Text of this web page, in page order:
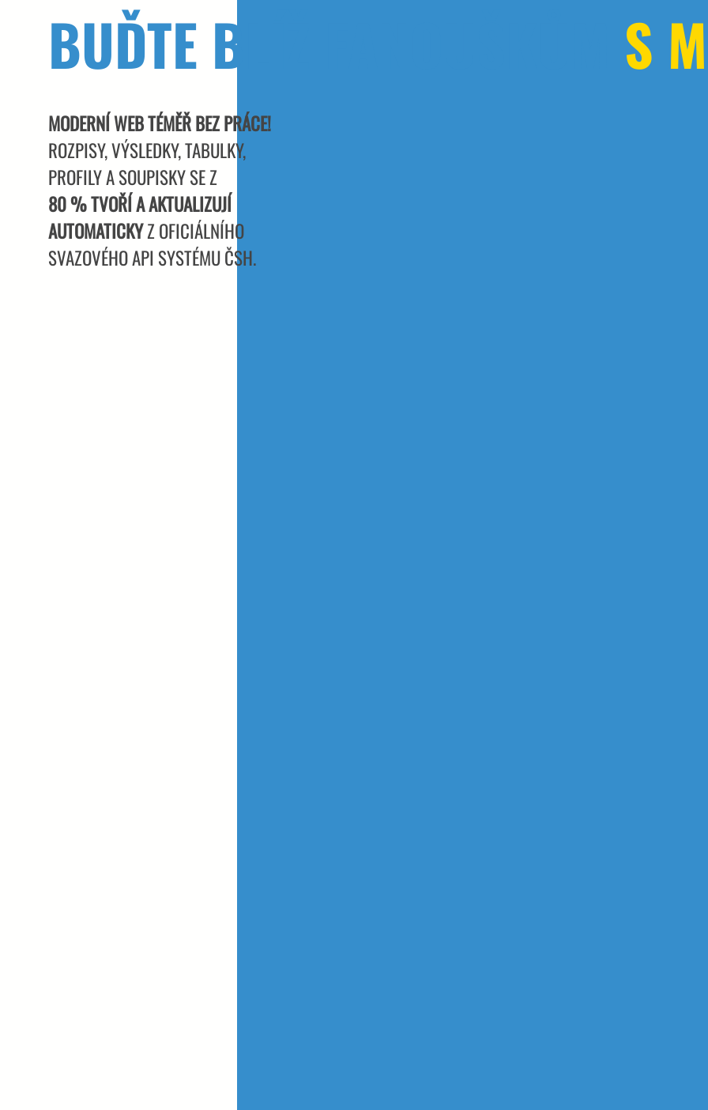
BUĎTE BLÍŽ S
MODERNÍ WEB TÉMĚŘ BEZ PRÁCE!
ROZPISY, VÝSLEDKY, TABULKY,
PROFILY A SOUPISKY SE Z
80 % TVOŘÍ A AKTUALIZUJÍ
AUTOMATICKYZ OFICIÁLNÍHO
SVAZOVÉHO API SYSTÉMU ČSH.